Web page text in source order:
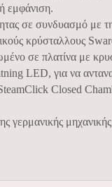
εμφάνιση.
σε συνδυασμό με τη
κρύσταλλους
σε πλατίνα με
LED, για να
Closed
γερμανικής